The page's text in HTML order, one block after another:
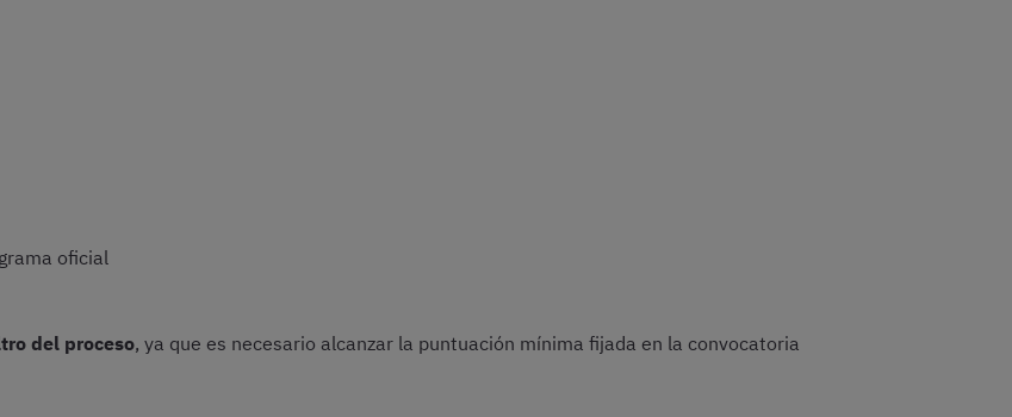
oficial
del proceso, ya que es necesario alcanzar la puntuación mínima fijada en la convocatoria